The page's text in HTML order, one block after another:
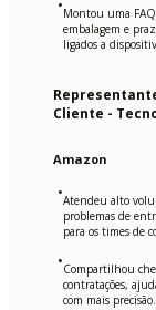
•Montou uma
embalagem e
ligados a
Cliente -
Amazon
•Atendeu alto
problemas de
para os times de
•Compartilhou
contratações,
com mais precisão.